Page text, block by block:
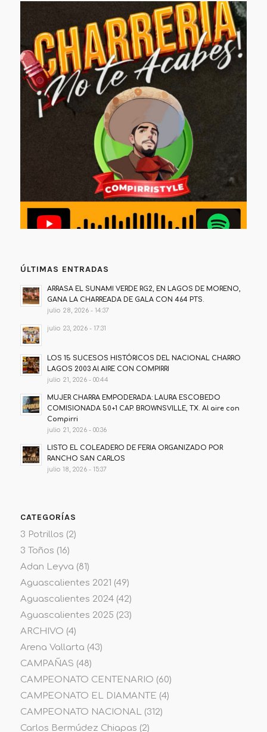
ÚLTIMAS ENTRADAS
ARRASA EL SUNAMI VERDE RG2, EN LAGOS DE MORENO,
GANA LA CHARREADA DE GALA CON 464 PTS.
julio 28, 2026 - 14:37
julio 23, 2026 - 17:31
LOS 15 SUCESOS HISTÓRICOS DEL NACIONAL CHARRO
LAGOS 2003 Al AIRE CON COMPIRRI
julio 21, 2026 - 00:44
MUJER CHARRA EMPODERADA: LAURA ESCOBEDO
COMISIONADA 50+1 CAP. BROWNSVILLE, TX. Al aire con
Compirri
julio 21, 2026 - 00:36
LISTO EL COLEADERO DE FERIA ORGANIZADO POR
RANCHO SAN CARLOS
julio 18, 2026 - 15:37
CATEGORÍAS
3 Potrillos (2)
3 Toños (16)
Adan Leyva (81)
Aguascalientes 2021 (49)
Aguascalientes 2024(42)
Aguascalientes 2025 (23)
ARCHIVO (4)
Arena Vallarta (43)
CAMPAÑAS (48)
CAMPEONATO CENTENARIO (60)
CAMPEONATO EL DIAMANTE (4)
CAMPEONATO NACIONAL(312)
Carlos Bermúdez Chiapas (2)